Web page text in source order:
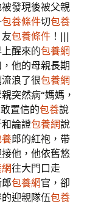
發現後被父親
包養條件切包養
包養條件 ！|||
醒來的包養網
他的母親長期
浪了很包養網
突然病“媽媽，
置信的包養說
論證包養網說
郎的紅袍，帶
他，他依舊悠
往大門口走
包養網官，卻
迎親隊伍包養